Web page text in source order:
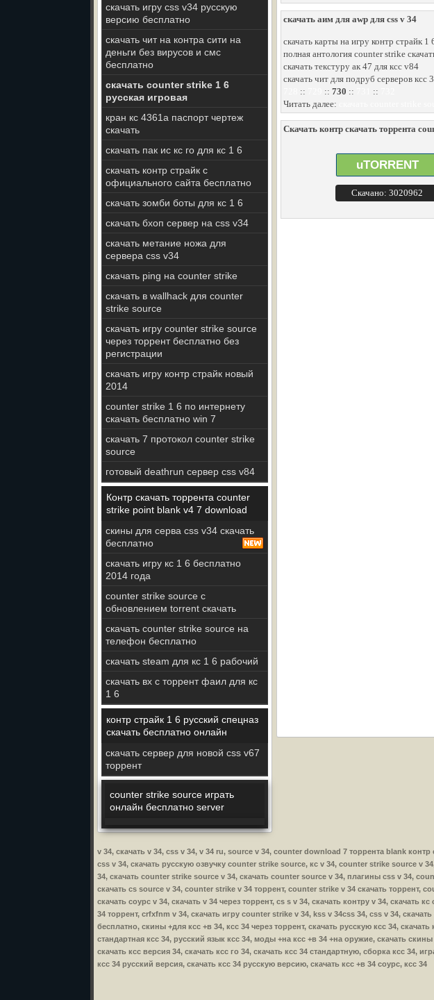
скачать игру css v34 русскую
версию бесплатно
скачать чит на контра сити на
деньги без вирусов и смс
бесплатно
скачать counter strike 1 6
русская игровая
кран кс 4361а паспорт чертеж
скачать
скачать пак ис кс го для кс 1 6
скачать контр страйк с
официального сайта бесплатно
скачать зомби боты для кс 1 6
скачать бхоп сервер на css v34
скачать метание ножа для
сервера css v34
скачать ping на counter strike
скачать в wallhack для counter
strike source
скачать игру counter strike source
через торрент бесплатно без
регистрации
скачать игру контр страйк новый
2014
counter strike 1 6 по интернету
скачать бесплатно win 7
скачать 7 протокол counter strike
source
готовый deathrun сервер css v84
Контр скачать торрента counter
strike point blank v4 7 download
скины для серва css v34 скачать
бесплатно
скачать игру кс 1 6 бесплатно
2014 года
counter strike source с
обновлением torrent скачать
скачать counter strike source на
телефон бесплатно
скачать steam для кс 1 6 рабочий
скачать вх с торрент фаил для кс
1 6
контр страйк 1 6 русский спецназ
скачать бесплатно онлайн
скачать сервер для новой css v67
торрент
counter strike source играть
онлайн бесплатно server
скачать аим для awp для css v 34
скачать карты на игру контр страйк 1
полная антология counter strike
скачать текстуру ак 47 для ксс v84
скачать чит для подруб серверов ксс
:: :: 730 :: ::
Читать далее:
Скачать контр скачать торрента
uTORRENT
Скачано: 3020962
v 34, скачать v 34, css v 34, v 34 ru, source v 34, counter download 7 торрента blank
css v 34, скачать русскую озвучку counter strike source, кс v 34, counter strike source v
34, скачать counter strike source v 34, скачать counter source v 34, плагины css v 34,
скачать cs source v 34, counter strike v 34 торрент, counter strike v 34 скачать торрент,
скачать соурс v 34, скачать v 34 через торрент, cs s v 34, скачать контру v 34, скачать
34 торрент, crfxfnm v 34, скачать игру counter strike v 34, kss v 34css 34, css v 34, скачать
бесплатно, скины +для ксс +в 34, ксс 34 через торрент, скачать русскую ксс 34,
стандартная ксс 34, русский язык ксс 34, моды +на ксс +в 34 +на оружие, скачать
скачать ксс версия 34, скачать ксс го 34, скачать ксс 34 стандартную, сборка ксс 34,
ксс 34 русский версия, скачать ксс 34 русскую версию, скачать ксс +в 34 соурс, ксс 34